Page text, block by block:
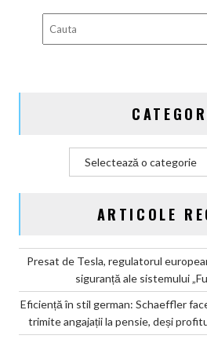
ARTICOLE
Presat de Tesla, regulatorul
siguranță ale sistemului
Eficiență în stil german: Schaeffler
trimite angajații la pensie, deși